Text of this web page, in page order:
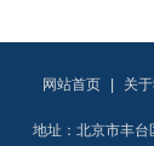
网站首页 关
地址：北京市丰